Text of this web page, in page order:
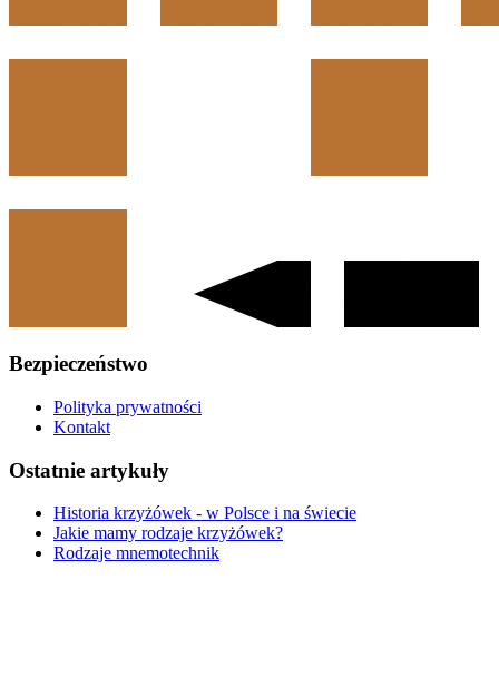
Bezpieczeństwo
Polityka prywatności
Kontakt
Ostatnie artykuły
Historia krzyżówek - w Polsce i na świecie
Jakie mamy rodzaje krzyżówek?
Rodzaje mnemotechnik